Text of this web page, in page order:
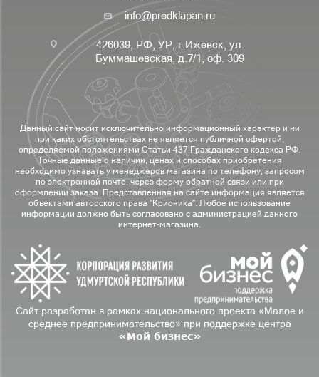
info@predklapan.ru
426039, РФ, УР, г.Ижевск, ул.
Буммашевская, д.7/1, оф. 309
Данный сайт носит исключительно информационный характер и ни
при каких обстоятельствах не является публичной офертой,
определяемой положениями Статьи 437 Гражданского кодекса РФ.
Точные данные о наличии, ценах и способах приобретения
необходимо узнавать у менеджеров магазина по телефону, запросом
по электронной почте, через форму обратной связи или при
оформлении заказа. Представленная на сайте информация является
объектами авторского права "Крионика". Любое использование
информации должно быть согласовано с администрацией данного
интернет-магазина.
Сайт разработан в рамках национального проекта «Малое и
среднее предпринимательство» при поддержке центра
«Мой бизнес»